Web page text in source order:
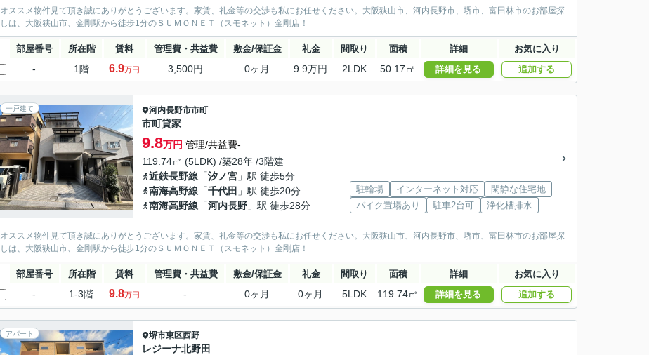
オススメ物件見て頂き誠にありがとうございます。家賃、礼金等の交渉も私にお任せください。大阪狭山市、河内長野市、堺市、富田林市のお部屋探
しは、大阪狭山市、金剛駅から徒歩1分のＳＵＭＯＮＥＴ（スモネット）金剛店！
部屋番号 所在階 賃料 管理費・共益費 敷金/保証金 礼金 間取り 面積 詳細 お気に入り
- 1階 6.9万円 3,500円 0ヶ月 9.9万円 2LDK 50.17㎡ 詳細を見る 追加する
一戸建て 河内長野市市町
市町貸家
9.8万円 管理/共益費-
119.74㎡ (5LDK) /築28年 /3階建
近鉄長野線 「汐ノ宮 」駅 徒歩5分
南海高野線 「千代田 」駅 徒歩20分
南海高野線 「河内長野 」駅 徒歩28分
駐輪場 インターネット対応
閑静な住宅地
バイク置場あり
駐車2台可 浄化槽排水
オススメ物件見て頂き誠にありがとうございます。家賃、礼金等の交渉も私にお任せください。大阪狭山市、河内長野市、堺市、富田林市のお部屋探
しは、大阪狭山市、金剛駅から徒歩1分のＳＵＭＯＮＥＴ（スモネット）金剛店！
部屋番号 所在階 賃料 管理費・共益費 敷金/保証金 礼金 間取り 面積 詳細 お気に入り
- 1-3階 9.8万円 - 0ヶ月 0ヶ月 5LDK 119.74㎡ 詳細を見る 追加する
アパート 堺市東区西野
レジーナ北野田